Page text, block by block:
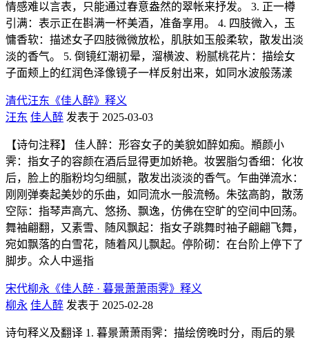
情感难以言表，只能通过春意盎然的翠帐来抒发。 3. 正一樽
引满：表示正在斟满一杯美酒，准备享用。 4. 四肢微入，玉
慵香软：描述女子四肢微微放松，肌肤如玉般柔软，散发出淡
淡的香气。 5. 倒镜红潮初晕，溜横波、粉腻桃花片：描绘女
子面颊上的红润色泽像镜子一样反射出来，如同水波般荡漾
清代汪东《佳人醉》释义
汪东 佳人醉 发表于 2025-03-03
【诗句注释】 佳人醉：形容女子的美貌如醉如痴。頩颜小
霁：指女子的容颜在酒后显得更加娇艳。妆罢脂匀香细：化妆
后，脸上的脂粉均匀细腻，散发出淡淡的香气。乍曲弹流水：
刚刚弹奏起美妙的乐曲，如同流水一般流畅。朱弦高韵，散荡
空际：指琴声高亢、悠扬、飘逸，仿佛在空旷的空间中回荡。
舞袖翩翻，又素雪、随风飘起：指女子跳舞时袖子翩翩飞舞，
宛如飘落的白雪花，随着风儿飘起。停阶砌：在台阶上停下了
脚步。众人中遥指
宋代柳永《佳人醉 · 暮景萧萧雨霁》释义
柳永 佳人醉 发表于 2025-02-28
诗句释义及翻译 1. 暮景萧萧雨霁：描绘傍晚时分，雨后的景